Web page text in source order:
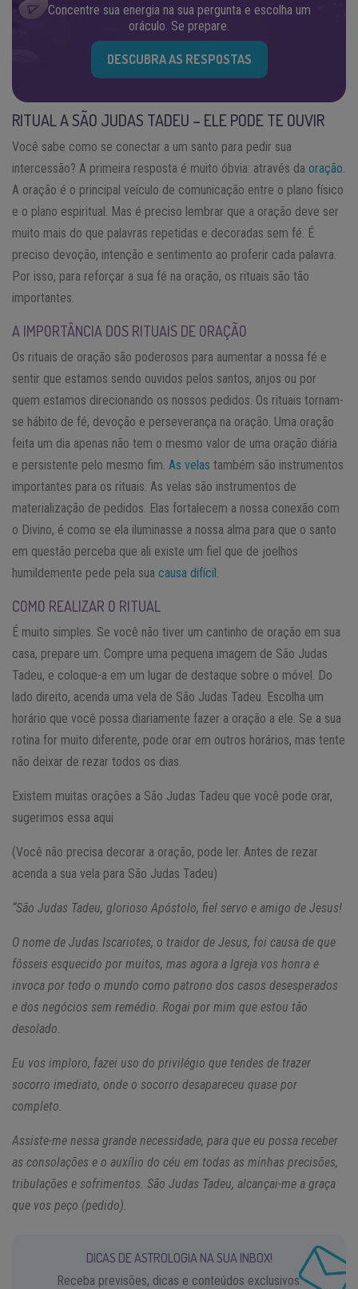
Concentre sua energia na sua pergunta e escolha um
oráculo. Se prepare.
DESCUBRA AS RESPOSTAS
RITUAL A SÃO JUDAS TADEU – ELE PODE TE OUVIR
Você sabe como se conectar a um santo para pedir sua
intercessão? A primeira resposta é muito óbvia: através da oração
A oração é o principal veículo de comunicação entre o plano físico
e o plano espiritual. Mas é preciso lembrar que a oração deve ser
muito mais do que palavras repetidas e decoradas sem fé. É
preciso devoção, intenção e sentimento ao proferir cada palavra.
Por isso, para reforçar a sua fé na oração, os rituais são tão
importantes.
A IMPORTÂNCIA DOS RITUAIS DE ORAÇÃO
Os rituais de oração são poderosos para aumentar a nossa fé e
sentir que estamos sendo ouvidos pelos santos, anjos ou por
quem estamos direcionando os nossos pedidos. Os rituais tornam-
se hábito de fé, devoção e perseverança na oração. Uma oração
feita um dia apenas não tem o mesmo valor de uma oração diária
e persistente pelo mesmo fim. As velas também são instrumentos
importantes para os rituais. As velas são instrumentos de
materialização de pedidos. Elas fortalecem a nossa conexão com
o Divino, é como se ela iluminasse a nossa alma para que o santo
em questão perceba que ali existe um fiel que de joelhos
humildemente pede pela sua causa difícil
COMO REALIZAR O RITUAL
É muito simples. Se você não tiver um cantinho de oração em sua
casa, prepare um. Compre uma pequena imagem de São Judas
Tadeu, e coloque-a em um lugar de destaque sobre o móvel. Do
lado direito, acenda uma vela de São Judas Tadeu. Escolha um
horário que você possa diariamente fazer a oração a ele. Se a sua
rotina for muito diferente, pode orar em outros horários, mas tente
não deixar de rezar todos os dias.
Existem muitas orações a São Judas Tadeu que você pode orar,
sugerimos essa aqui
(Você não precisa decorar a oração, pode ler. Antes de rezar
acenda a sua vela para São Judas Tadeu)
“São Judas Tadeu, glorioso Apóstolo, fiel servo e amigo de Jesus!
O nome de Judas Iscariotes, o traidor de Jesus, foi causa de que
fôsseis esquecido por muitos, mas agora a Igreja vos honra e
invoca por todo o mundo como patrono dos casos desesperados
e dos negócios sem remédio. Rogai por mim que estou tão
desolado.
Eu vos imploro, fazei uso do privilégio que tendes de trazer
socorro imediato, onde o socorro desapareceu quase por
completo.
Assiste-me nessa grande necessidade, para que eu possa receber
as consolações e o auxílio do céu em todas as minhas precisões,
tribulações e sofrimentos. São Judas Tadeu, alcançai-me a graça
que vos peço (pedido).
DICAS DE ASTROLOGIA NA SUA INBOX!
Receba previsões, dicas e conteúdos exclusivos.